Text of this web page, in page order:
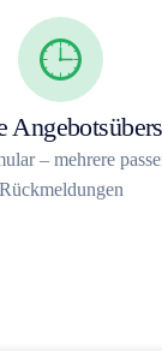
– mehrere
Rückmeldungen